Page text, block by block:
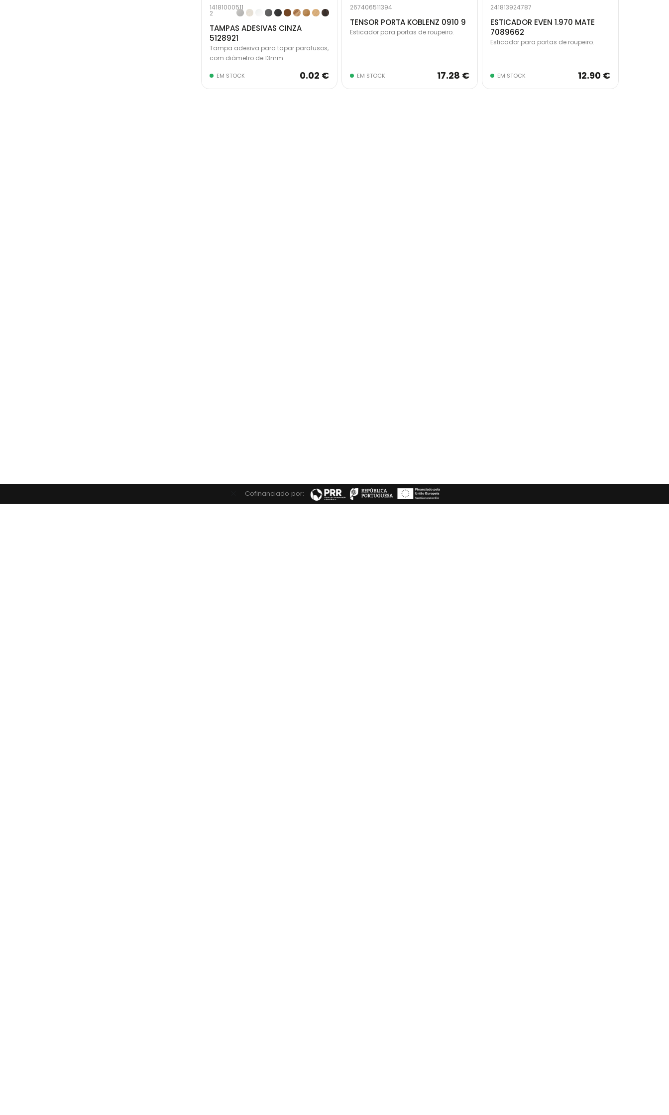
14181000511
2
TAMPAS ADESIVAS CINZA
5128921
Tampa adesiva para tapar parafusos,
com diâmetro de 13mm.
EM STOCK 0.02 €
267406511394
TENSOR PORTA KOBLENZ 0910 9
Esticador para portas de roupeiro.
EM STOCK 17.28 €
241813924787
ESTICADOR EVEN 1.970 MATE
7089662
Esticador para portas de roupeiro.
EM STOCK 12.90 €
Cofinanciado por: